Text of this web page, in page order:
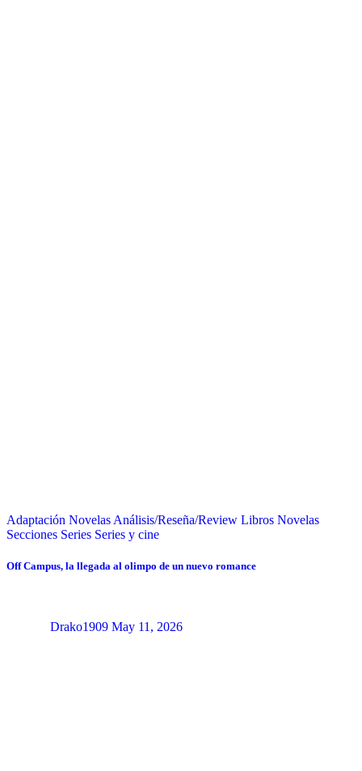
Adaptación Novelas Análisis/Reseña/Review Libros Novelas
Secciones Series Series y cine
Off Campus, la llegada al olimpo de un nuevo romance
Drako1909 May 11, 2026